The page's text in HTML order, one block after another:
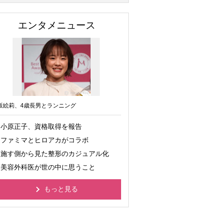
エンタメニュース
絵莉、4歳長男とランニング
小原正子、資格取得を報告
ファミマとヒロアカがコラボ
施す側から見た整形のカジュアル化
美容外科医が世の中に思うこと
もっと見る